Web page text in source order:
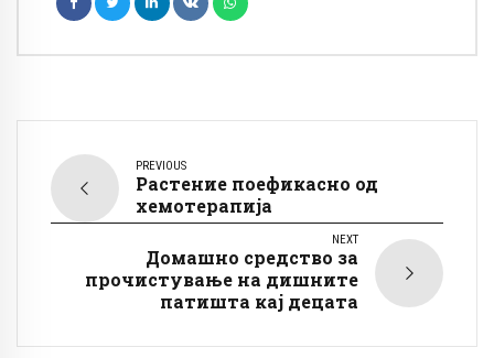
PREVIOUS
Растение поефикасно од
хемотерапија
NEXT
Домашно средство за
прочистување на дишните
патишта кај децата